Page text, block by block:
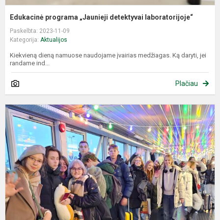
Edukacinė programa „Jaunieji detektyvai laboratorijoje“
Paskelbta: 2023-11-09
Kategorija: Aktualijos
Kiekvieną dieną namuose naudojame įvairias medžiagas. Ką daryti, jei
randame ind...
Plačiau